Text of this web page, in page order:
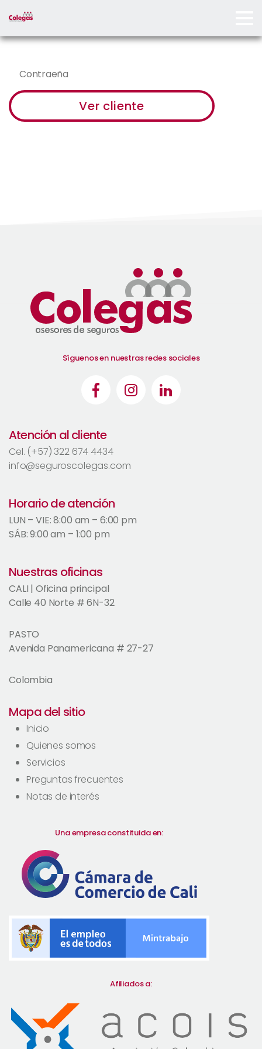
Síguenos en nuestras redes sociales
Atención al cliente
Cel. (+57) 322 674 4434
info@seguroscolegas.com
Horario de atención
LUN – VIE: 8:00 am – 6:00 pm
SÁB: 9:00 am – 1:00 pm
Nuestras oficinas
CALI | Oficina principal
Calle 40 Norte # 6N-32
PASTO
Avenida Panamericana # 27-27
Colombia
Mapa del sitio
Inicio
Quienes somos
Servicios
Preguntas frecuentes
Notas de interés
Una empresa constituida en:
Afiliados a: